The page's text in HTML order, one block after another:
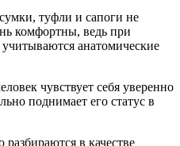
туфли и сапоги не
комфортны, ведь при
анатомические
чувствует себя уверенно
поднимает его статус в
в качестве